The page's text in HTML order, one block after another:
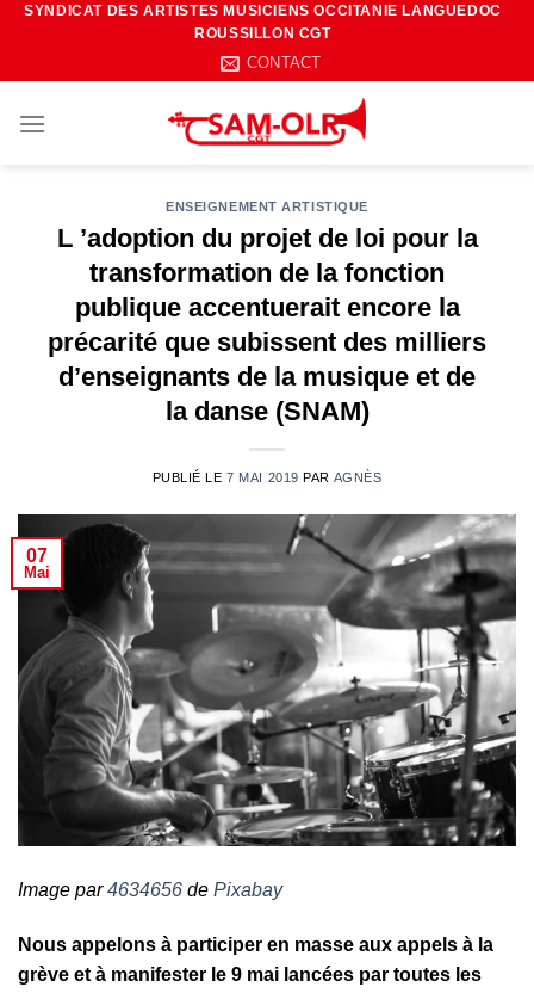
Passer
SYNDICAT DES ARTISTES MUSICIENS OCCITANIE LANGUEDOC
ROUSSILLON CGT
CONTACT
ENSEIGNEMENT ARTISTIQUE
L ’adoption du projet de loi pour la
transformation de la fonction
publique accentuerait encore la
précarité que subissent des milliers
d’enseignants de la musique et de
la danse (SNAM)
PUBLIÉ LE7 MAI 2019 PAR AGNÈS
07
Mai
Image par4634656 de Pixabay
Nous appelons à participer en masse aux appels à la
grève et à manifester le 9 mai lancées par toutes les